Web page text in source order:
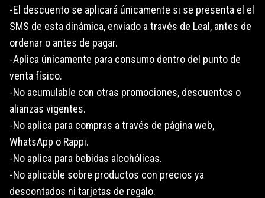
-El descuento se aplicará únicamente si se presenta el el
SMS de esta dinámica, enviado a través de Leal, antes de
ordenar o antes de pagar.
-Aplica únicamente para consumo dentro del punto de
venta físico.
-No acumulable con otras promociones, descuentos o
alianzas vigentes.
-No aplica para compras a través de página web,
WhatsApp o Rappi.
-No aplica para bebidas alcohólicas.
-No aplicable sobre productos con precios ya
descontados ni tarjetas de regalo.